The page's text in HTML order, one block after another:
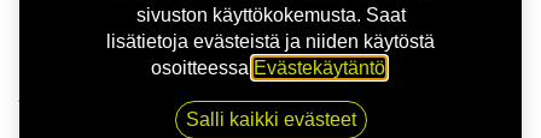
175/60R16 82H KUMHO SOLUS HA32 XL
sivuston käyttökokemusta. Saat
lisätietoja evästeistä ja niiden käytöstä
osoitteessa Evästekäytäntö
Salli kaikki evästeet